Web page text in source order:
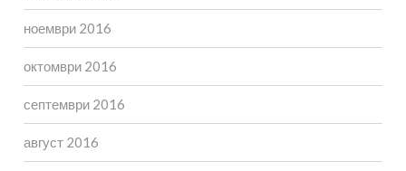
ноември 2016
октомври 2016
септември 2016
август 2016